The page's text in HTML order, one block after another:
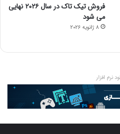
فروش تیک تاک در سال ۲۰۲۶ نهایی
می شود
8 ژانویه 2026
نرم افزار